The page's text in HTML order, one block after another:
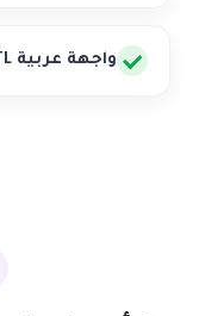
واجهة عربية RTL كاملة